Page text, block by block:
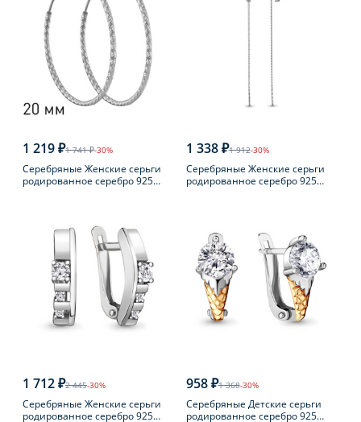
1 219 ₽1 741 ₽-30%
Серебряные Женские серьги
родированное серебро 925
1 338 ₽1 912-30%
Серебряные Женские серьги
родированное серебро 925
1 712 ₽2 445-30%
Серебряные Женские серьги
родированное серебро 925
958 ₽1 368-30%
Серебряные Детские серьги
родированное серебро 925